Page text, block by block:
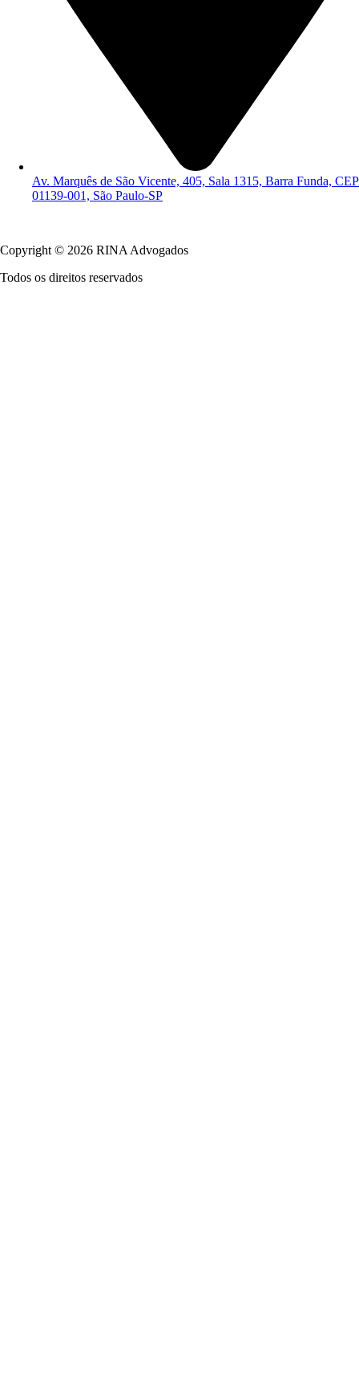
Av. Marquês de São Vicente, 405, Sala 1315, Barra Funda, CEP
01139-001, São Paulo-SP
Copyright © 2026 RINA Advogados
Todos os direitos reservados